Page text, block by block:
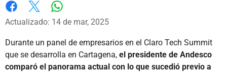
Facebook
X
Actualizado: 14 de mar, 2025
Durante un panel de empresarios en el Claro Tech Summit
que se desarrolla en Cartagena, el presidente de Andesco
comparó el panorama actual con lo que sucedió previo a